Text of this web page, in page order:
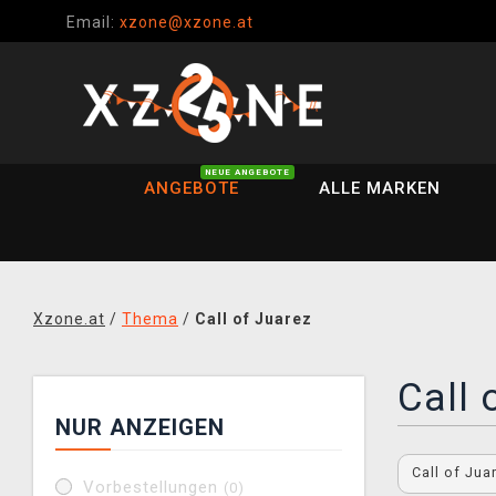
Email: xzone@xzone.at
ANGEBOTE
NEUE ANGEBOTE
ALLE MARKEN
Xzone.at / Thema / Call of Juarez
NUR ANZEIGEN
Vorbestellungen (0)
Call
Call of